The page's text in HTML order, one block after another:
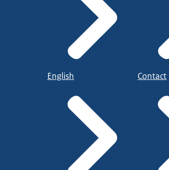
English Contact